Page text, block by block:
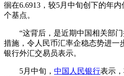
徊在6.6913，较5月中旬创下的年内
个基点。
“这背后，是近期中国相关部
措施，令人民币汇率企稳态势进一
银行外汇交易员表示。
5月中旬， 中国人民银行表示